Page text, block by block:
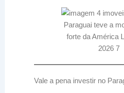
Paraguai teve a
forte da América
2026 7
Vale a pena investir no